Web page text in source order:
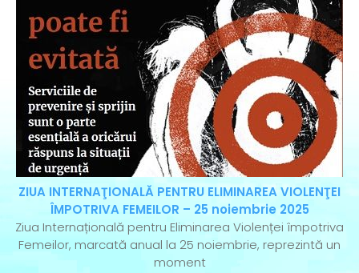
ZIUA INTERNAŢIONALĂ PENTRU ELIMINAREA VIOLENŢEI
ÎMPOTRIVA FEMEILOR – 25 noiembrie 2025
Ziua Internațională pentru Eliminarea Violenței împotriva
Femeilor, marcată anual la 25 noiembrie, reprezintă un
moment